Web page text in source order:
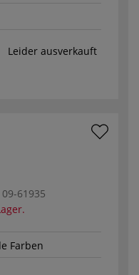
Leider ausverkauft
09-61935
Farben